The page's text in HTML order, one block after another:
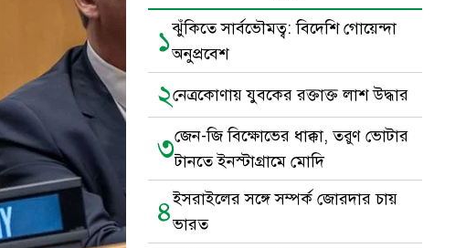
১ঝুঁকিতে সার্বভৌমত্ব: বিদেশি গোয়েন্দা
অনুপ্রবেশ
২নেত্রকোণায় যুবকের রক্তাক্ত লাশ উদ্ধার
৩জেন-জি বিক্ষোভের ধাক্কা, তরুণ ভোটার
টানতে ইনস্টাগ্রামে মোদি
৪ইসরাইলের সঙ্গে সম্পর্ক জোরদার চায়
ভারত